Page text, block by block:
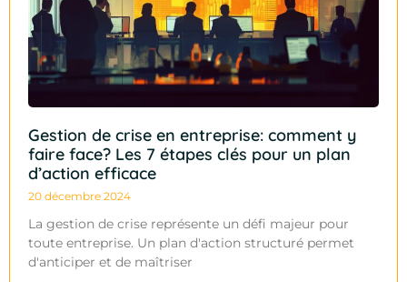
Gestion de crise en entreprise: comment y
faire face? Les 7 étapes clés pour un plan
d’action efficace
20 décembre 2024
La gestion de crise représente un défi majeur pour
toute entreprise. Un plan d'action structuré permet
d'anticiper et de maîtriser